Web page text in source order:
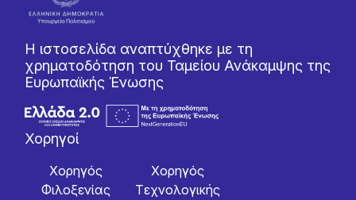
Η ιστοσελίδα αναπτύχθηκε με τη
χρηματοδότηση του Ταμείου Ανάκαμψης της
Ευρωπαϊκής Ένωσης
Χορηγοί
Χορηγός
Φιλοξενίας
Χορηγός
Tεχνολογικής